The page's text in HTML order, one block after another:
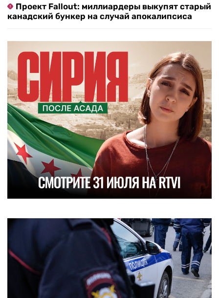
Проект Fallout: миллиардеры выкупят старый
канадский бункер на случай апокалипсиса